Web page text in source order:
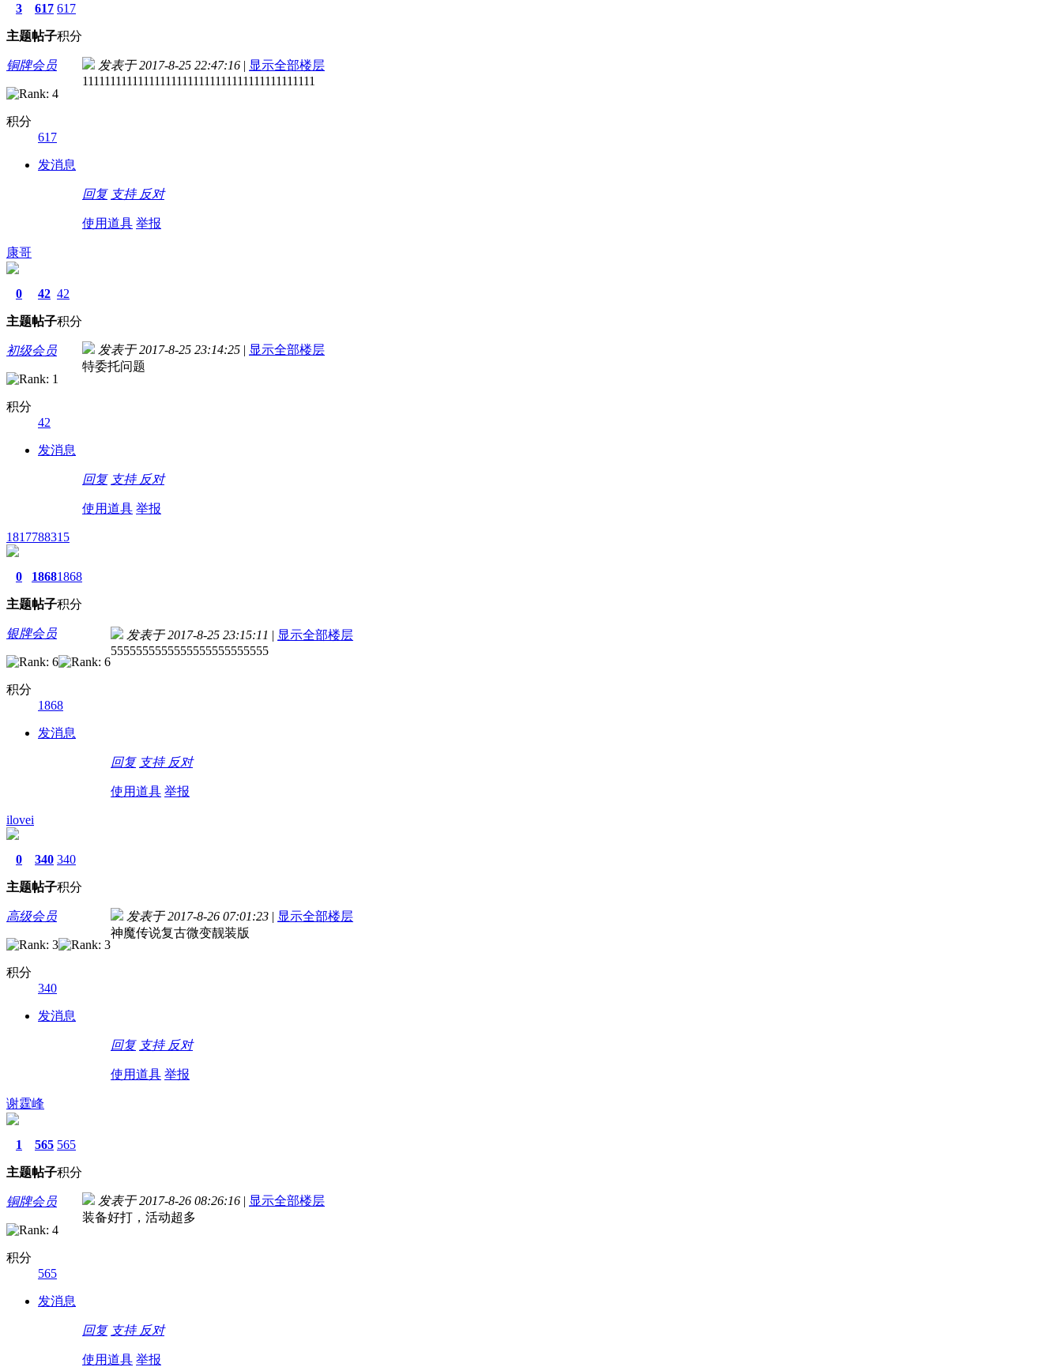
3
主题
617
帖子
617
积分
铜牌会员
积分
617
发消息
发表于 2017-8-25 22:47:16 | 显示全部楼层
111111111111111111111111111111111111111111
回复 支持 反对
使用道具 举报
康哥
0
主题
42
帖子
42
积分
初级会员
积分
42
发消息
发表于 2017-8-25 23:14:25 | 显示全部楼层
特委托问题
回复 支持 反对
使用道具 举报
1817788315
0
主题
1868
帖子
1868
积分
银牌会员
积分
1868
发消息
发表于 2017-8-25 23:15:11 | 显示全部楼层
5555555555555555555555555
回复 支持 反对
使用道具 举报
ilovei
0
主题
340
帖子
340
积分
高级会员
积分
340
发消息
发表于 2017-8-26 07:01:23 | 显示全部楼层
神魔传说复古微变靓装版
回复 支持 反对
使用道具 举报
谢霆峰
1
主题
565
帖子
565
积分
铜牌会员
积分
565
发消息
发表于 2017-8-26 08:26:16 | 显示全部楼层
装备好打，活动超多
回复 支持 反对
使用道具 举报